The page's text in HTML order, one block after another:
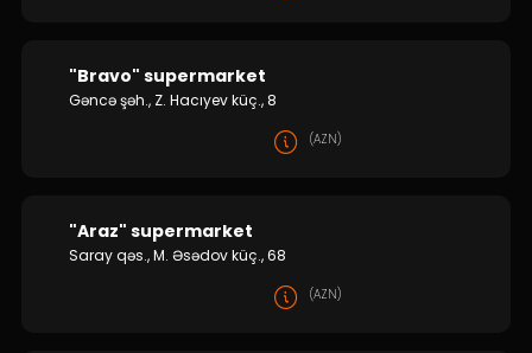
"Bravo" supermarket
Gəncə şəh., Z. Hacıyev küç., 8
(AZN)
"Araz" supermarket
Saray qəs., M. Əsədov küç., 68
(AZN)